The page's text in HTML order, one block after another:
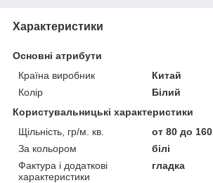
Характеристики
Основні атрибути
Країна виробник
Китай
Колір
Білий
Користувальницькі характеристики
Щільність, гр/м. кв.
от 80 до 160
За кольором
білі
Фактура і додаткові
характеристики
гладка